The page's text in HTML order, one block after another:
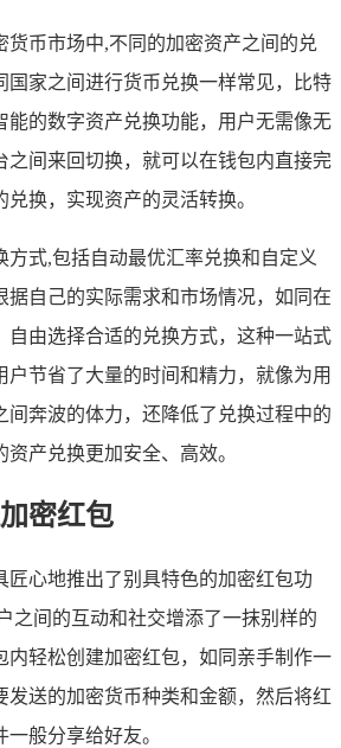
货币市场中,不同的加密资产之间的兑
国家之间进行货币兑换一样常见，比特
能的数字资产兑换功能，用户无需像无
之间来回切换，就可以在钱包内直接完
换，实现资产的灵活转换。
方式,包括自动最优汇率兑换和自定义
据自己的实际需求和市场情况，如同在
自由选择合适的兑换方式，这种一站式
户节省了大量的时间和精力，就像为用
间奔波的体力，还降低了兑换过程中的
产兑换更加安全、高效。
密红包
匠心地推出了别具特色的加密红包功
之间的互动和社交增添了一抹别样的
内轻松创建加密红包，如同亲手制作一
发送的加密货币种类和金额，然后将红
般分享给好友。